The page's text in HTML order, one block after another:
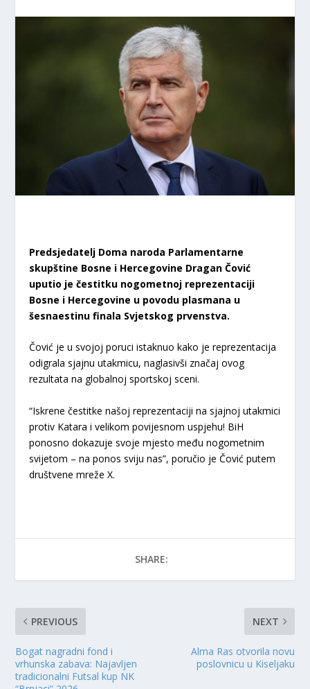
Predsjedatelj Doma naroda Parlamentarne
skupštine Bosne i Hercegovine Dragan Čović
uputio je čestitku nogometnoj reprezentaciji
Bosne i Hercegovine u povodu plasmana u
šesnaestinu finala Svjetskog prvenstva.
Čović je u svojoj poruci istaknuo kako je reprezentacija
odigrala sjajnu utakmicu, naglasivši značaj ovog
rezultata na globalnoj sportskoj sceni.
“Iskrene čestitke našoj reprezentaciji na sjajnoj utakmici
protiv Katara i velikom povijesnom uspjehu! BiH
ponosno dokazuje svoje mjesto među nogometnim
svijetom – na ponos sviju nas”, poručio je Čović putem
društvene mreže X.
SHARE:
PREVIOUS
Bogat nagradni fond i
vrhunska zabava: Najavljen
tradicionalni Futsal kup NK
NEXT
Alma Ras otvorila novu
poslovnicu u Kiseljaku